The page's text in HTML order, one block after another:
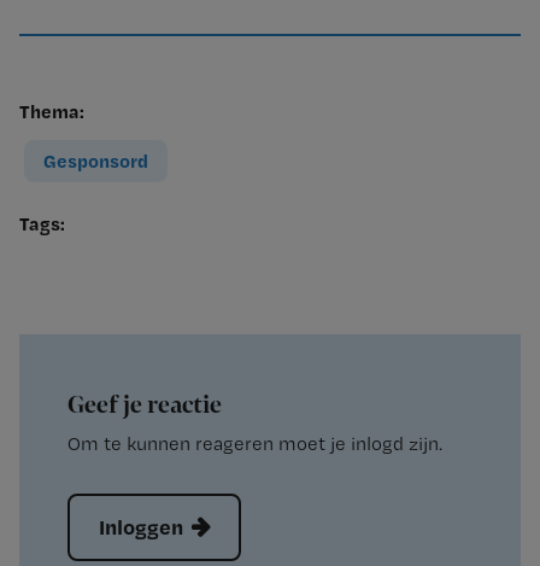
Thema:
Gesponsord
Tags:
Geef je reactie
Om te kunnen reageren moet je inlogd zijn.
Inloggen